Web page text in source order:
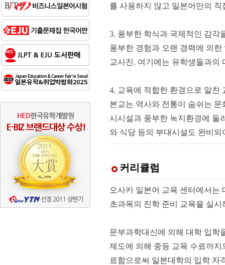
를 사용하지 않고 일본어만의
3. 풍부한 학식과 국제적인 감각
풍부한 경험과 오랜 경력에 의
교사진. 여기에는 유학생들과
4. 교육에 적합한 환경으로 알찬
본교는 역사와 전통이 숨쉬는
시시설과 풍부한 녹지환경에 둘
와 식당 등의 부대시설도 완비
커리큘럼
오사카 일본어 교육 센터에서는
초과목의 진학 준비 교육을 실시
문부과학대신에 의해 대학 입학
제도에 의해 중등 교육 수료까
료함으로써 일본대학의 입학 자